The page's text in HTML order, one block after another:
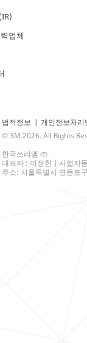
업체
법적정보 | 개인정보처리
© 3M 2026. All Rights
한국쓰리엠 ㈜
대표자 : 이정한 | 사업자
주소: 서울특별시 영등포